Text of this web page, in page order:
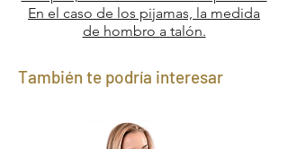
En el caso de los pijamas, la medida
de hombro a talón.
También te podría interesar